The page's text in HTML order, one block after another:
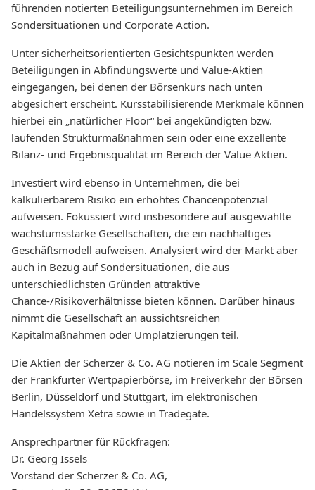
führenden notierten Beteiligungsunternehmen im Bereich
Sondersituationen und Corporate Action.
Unter sicherheitsorientierten Gesichtspunkten werden
Beteiligungen in Abfindungswerte und Value-Aktien
eingegangen, bei denen der Börsenkurs nach unten
abgesichert erscheint. Kursstabilisierende Merkmale können
hierbei ein „natürlicher Floor“ bei angekündigten bzw.
laufenden Strukturmaßnahmen sein oder eine exzellente
Bilanz- und Ergebnisqualität im Bereich der Value Aktien.
Investiert wird ebenso in Unternehmen, die bei
kalkulierbarem Risiko ein erhöhtes Chancenpotenzial
aufweisen. Fokussiert wird insbesondere auf ausgewählte
wachstumsstarke Gesellschaften, die ein nachhaltiges
Geschäftsmodell aufweisen. Analysiert wird der Markt aber
auch in Bezug auf Sondersituationen, die aus
unterschiedlichsten Gründen attraktive
Chance-/Risikoverhältnisse bieten können. Darüber hinaus
nimmt die Gesellschaft an aussichtsreichen
Kapitalmaßnahmen oder Umplatzierungen teil.
Die Aktien der Scherzer & Co. AG notieren im Scale Segment
der Frankfurter Wertpapierbörse, im Freiverkehr der Börsen
Berlin, Düsseldorf und Stuttgart, im elektronischen
Handelssystem Xetra sowie in Tradegate.
Ansprechpartner für Rückfragen:
Dr. Georg Issels
Vorstand der Scherzer & Co. AG,